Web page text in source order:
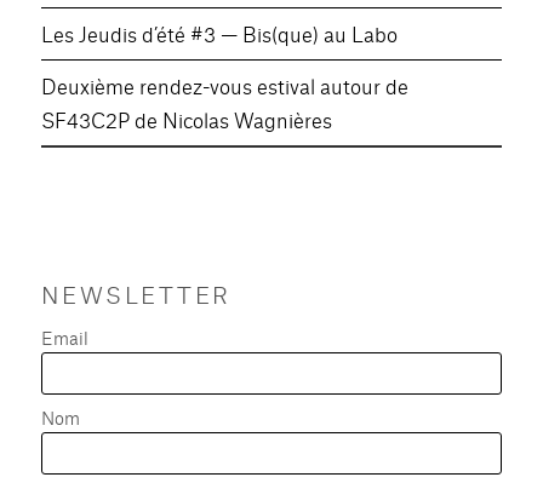
Les Jeudis d’été #3 — Bis(que) au Labo
Deuxième rendez-vous estival autour de
SF43C2P de Nicolas Wagnières
NEWSLETTER
Email
Nom